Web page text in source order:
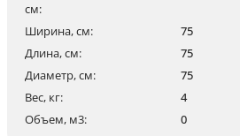
см:
Ширина, см:
75
Длина, см:
75
Диаметр, см:
75
Вес, кг:
4
Объем, м3:
0